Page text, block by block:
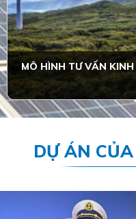
MÔ HÌNH TƯ VẤN
DỰ ÁN